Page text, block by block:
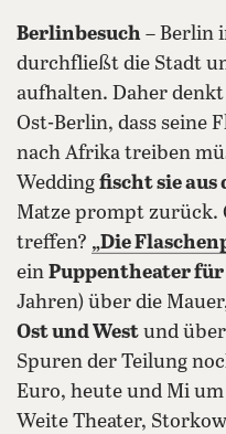
Berlinbesuch – Berlin
durchfließt die Stadt
aufhalten. Daher
Ost-Berlin, dass seine
nach Afrika treiben
Wedding fischt sie aus
Matze prompt zurück.
treffen? „Die
ein Puppentheater
Jahren) über die
Ost und West und
Spuren der Teilung
Euro, heute und Mi um
Weite Theater,